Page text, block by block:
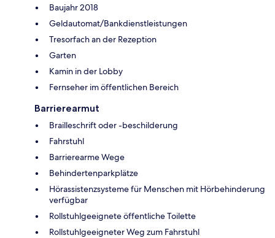
Baujahr 2018
Geldautomat/Bankdienstleistungen
Tresorfach an der Rezeption
Garten
Kamin in der Lobby
Fernseher im öffentlichen Bereich
Barrierearmut
Brailleschrift oder -beschilderung
Fahrstuhl
Barrierearme Wege
Behindertenparkplätze
Hörassistenzsysteme für Menschen mit Hörbehinderung
verfügbar
Rollstuhlgeeignete öffentliche Toilette
Rollstuhlgeeigneter Weg zum Fahrstuhl